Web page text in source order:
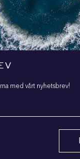
med vårt nyhetsbrev!